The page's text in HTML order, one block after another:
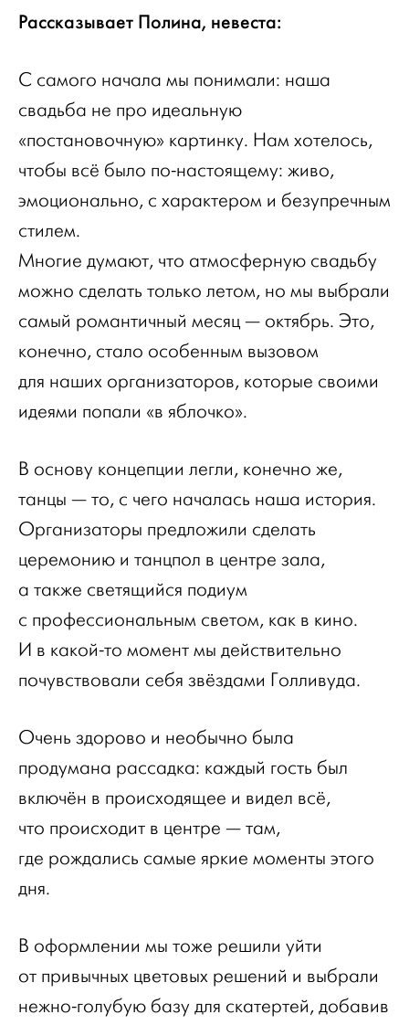
Рассказывает Полина, невеста:
С самого начала мы понимали: наша
свадьба не про идеальную
«постановочную» картинку. Нам хотелось,
чтобы всё было по-настоящему: живо,
эмоционально, с характером и безупречным
стилем.
Многие думают, что атмосферную свадьбу
можно сделать только летом, но мы выбрали
самый романтичный месяц — октябрь. Это,
конечно, стало особенным вызовом
для наших организаторов, которые своими
идеями попали «в яблочко».
В основу концепции легли, конечно же,
танцы — то, с чего началась наша история.
Организаторы предложили сделать
церемонию и танцпол в центре зала,
а также светящийся подиум
с профессиональным светом, как в кино.
И в какой-то момент мы действительно
почувствовали себя звёздами Голливуда.
Очень здорово и необычно была
продумана рассадка: каждый гость был
включён в происходящее и видел всё,
что происходит в центре — там,
где рождались самые яркие моменты этого
дня.
В оформлении мы тоже решили уйти
от привычных цветовых решений и выбрали
нежно-голубую базу для скатертей, добавив